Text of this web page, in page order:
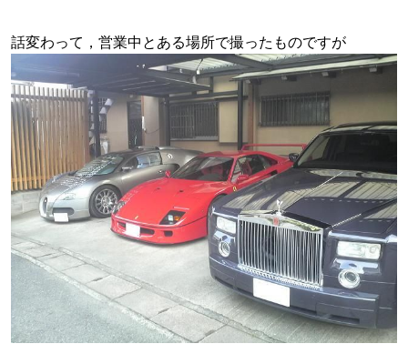
話変わって，営業中とある場所で撮ったものですが